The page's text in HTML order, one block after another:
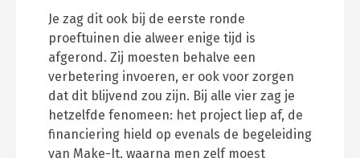
Je zag dit ook bij de eerste ronde
proeftuinen die alweer enige tijd is
afgerond. Zij moesten behalve een
verbetering invoeren, er ook voor zorgen
dat dit blijvend zou zijn. Bij alle vier zag je
hetzelfde fenomeen: het project liep af, de
financiering hield op evenals de begeleiding
van Make-It, waarna men zelf moest